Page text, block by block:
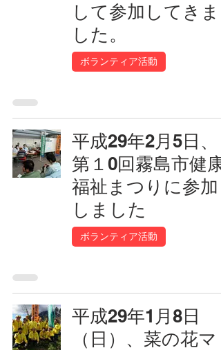
して参加してきま
した。
ボランティア活動
平成29年2月5日、
第１0回霧島市健康
福祉まつりに参加
しました
ボランティア活動
平成29年1月8日
（日）、菜の花マ